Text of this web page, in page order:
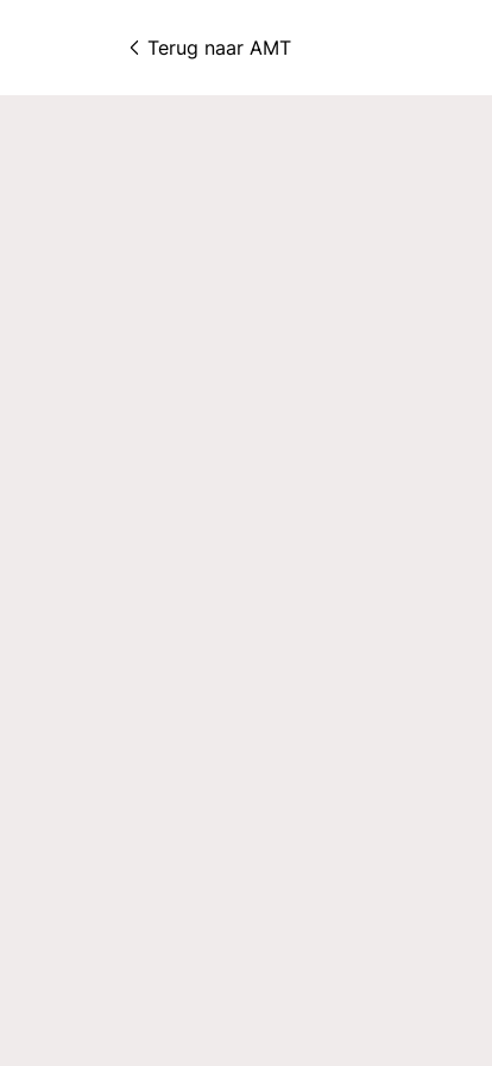
Terug naar AMT